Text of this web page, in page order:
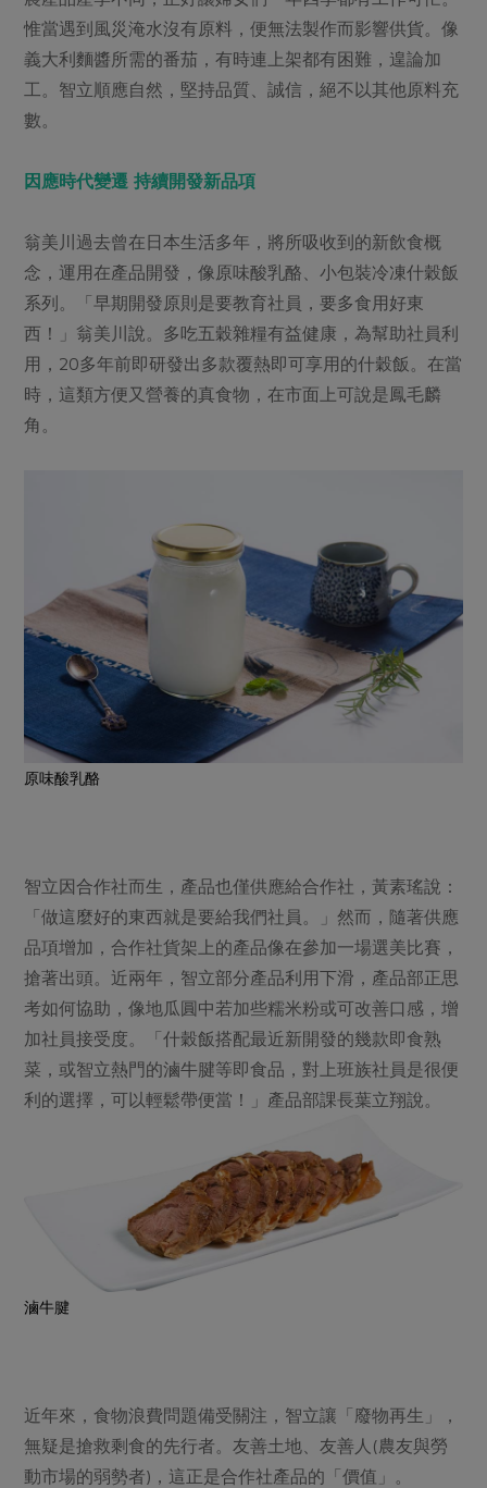
惟當遇到風災淹水沒有原料，便無法製作而影響供貨。像
義大利麵醬所需的番茄，有時連上架都有困難，遑論加
工。智立順應自然，堅持品質、誠信，絕不以其他原料充
數。
因應時代變遷 持續開發新品項
翁美川過去曾在日本生活多年，將所吸收到的新飲食概
念，運用在產品開發，像原味酸乳酪、小包裝冷凍什穀飯
系列。「早期開發原則是要教育社員，要多食用好東
西！」翁美川說。多吃五穀雜糧有益健康，為幫助社員利
用，20多年前即研發出多款覆熱即可享用的什穀飯。在當
時，這類方便又營養的真食物，在市面上可說是鳳毛麟
角。
原味酸乳酪
智立因合作社而生，產品也僅供應給合作社，黃素瑤說：
「做這麼好的東西就是要給我們社員。」然而，隨著供應
品項增加，合作社貨架上的產品像在參加一場選美比賽，
搶著出頭。近兩年，智立部分產品利用下滑，產品部正思
考如何協助，像地瓜圓中若加些糯米粉或可改善口感，增
加社員接受度。「什穀飯搭配最近新開發的幾款即食熟
菜，或智立熱門的滷牛腱等即食品，對上班族社員是很便
利的選擇，可以輕鬆帶便當！」產品部課長葉立翔說。
滷牛腱
近年來，食物浪費問題備受關注，智立讓「廢物再生」，
無疑是搶救剩食的先行者。友善土地、友善人(農友與勞
動市場的弱勢者)，這正是合作社產品的「價值」。